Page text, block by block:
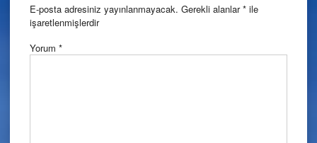
E-posta adresiniz yayınlanmayacak. Gerekli alanlar* ile
işaretlenmişlerdir
Yorum *